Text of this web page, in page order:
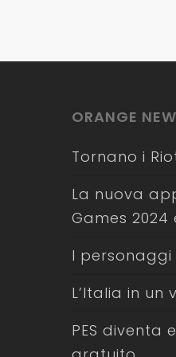
ORANGE
Tornano i
La nuova
Games 2024
I personaggi
L’Italia in un
PES diventa